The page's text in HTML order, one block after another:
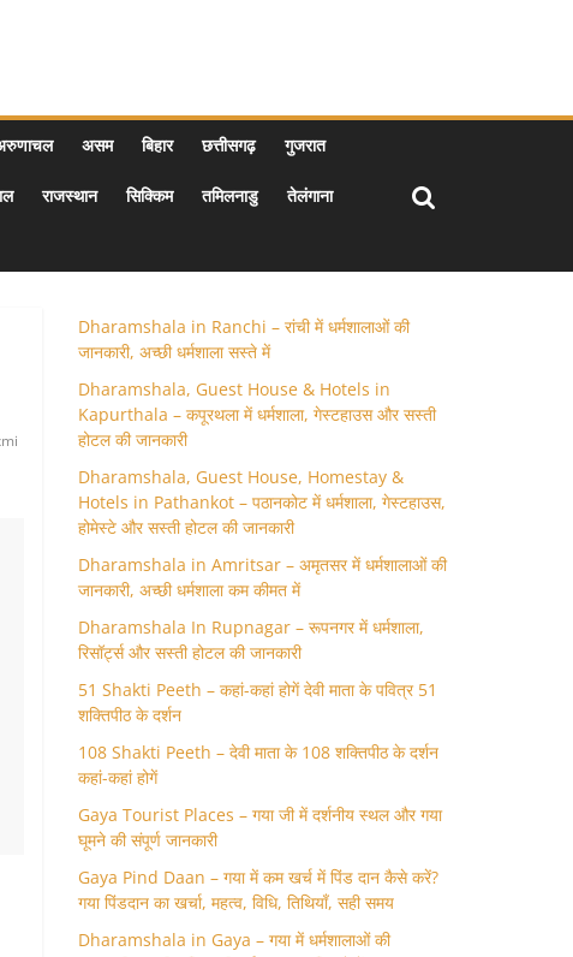
असम बिहार छत्तीसगढ़ गुजरात
राजस्थान सिक्किम तमिलनाडु तेलंगाना
Dharamshala in Ranchi – रांची में धर्मशालाओं की
जानकारी, अच्छी धर्मशाला सस्ते में
Dharamshala, Guest House & Hotels in
Kapurthala – कपूरथला में धर्मशाला, गेस्टहाउस और सस्ती
होटल की जानकारी
Dharamshala, Guest House, Homestay &
Hotels in Pathankot – पठानकोट में धर्मशाला, गेस्टहाउस,
होमेस्टे और सस्ती होटल की जानकारी
Dharamshala in Amritsar – अमृतसर में धर्मशालाओं की
जानकारी, अच्छी धर्मशाला कम कीमत में
Dharamshala In Rupnagar – रूपनगर में धर्मशाला,
रिसॉर्ट्स और सस्ती होटल की जानकारी
51 Shakti Peeth – कहां-कहां होगें देवी माता के पवित्र 51
शक्तिपीठ के दर्शन
108 Shakti Peeth – देवी माता के 108 शक्तिपीठ के दर्शन
कहां-कहां होगें
Gaya Tourist Places – गया जी में दर्शनीय स्थल और गया
घूमने की संपूर्ण जानकारी
Gaya Pind Daan – गया में कम खर्च में पिंड दान कैसे करें?
गया पिंडदान का खर्चा, महत्व, विधि, तिथियाँ, सही समय
Dharamshala in Gaya – गया में धर्मशालाओं की